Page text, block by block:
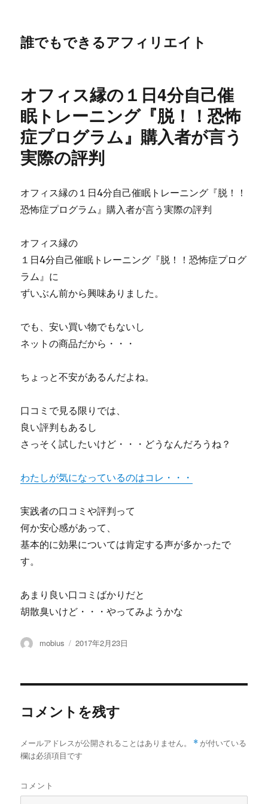
誰でもできるアフィリエイト
オフィス縁の１日4分自己催
眠トレーニング『脱！！恐怖
症プログラム』購入者が言う
実際の評判
オフィス縁の１日4分自己催眠トレーニング『脱！！
恐怖症プログラム』購入者が言う実際の評判
オフィス縁の
１日4分自己催眠トレーニング『脱！！恐怖症プログ
ラム』に
ずいぶん前から興味ありました。
でも、安い買い物でもないし
ネットの商品だから・・・
ちょっと不安があるんだよね。
口コミで見る限りでは、
良い評判もあるし
さっそく試したいけど・・・どうなんだろうね？
わたしが気になっているのはコレ・・・
実践者の口コミや評判って
何か安心感があって、
基本的に効果については肯定する声が多かったで
す。
あまり良い口コミばかりだと
胡散臭いけど・・・やってみようかな
投
mobius
投
2017年2月23日
コメントを残す
メールアドレスが公開されることはありません。 * が付いている
欄は必須項目です
コメント